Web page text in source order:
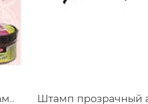
Чернила (краска) для штампинга Paper Soft Color, 75 мл